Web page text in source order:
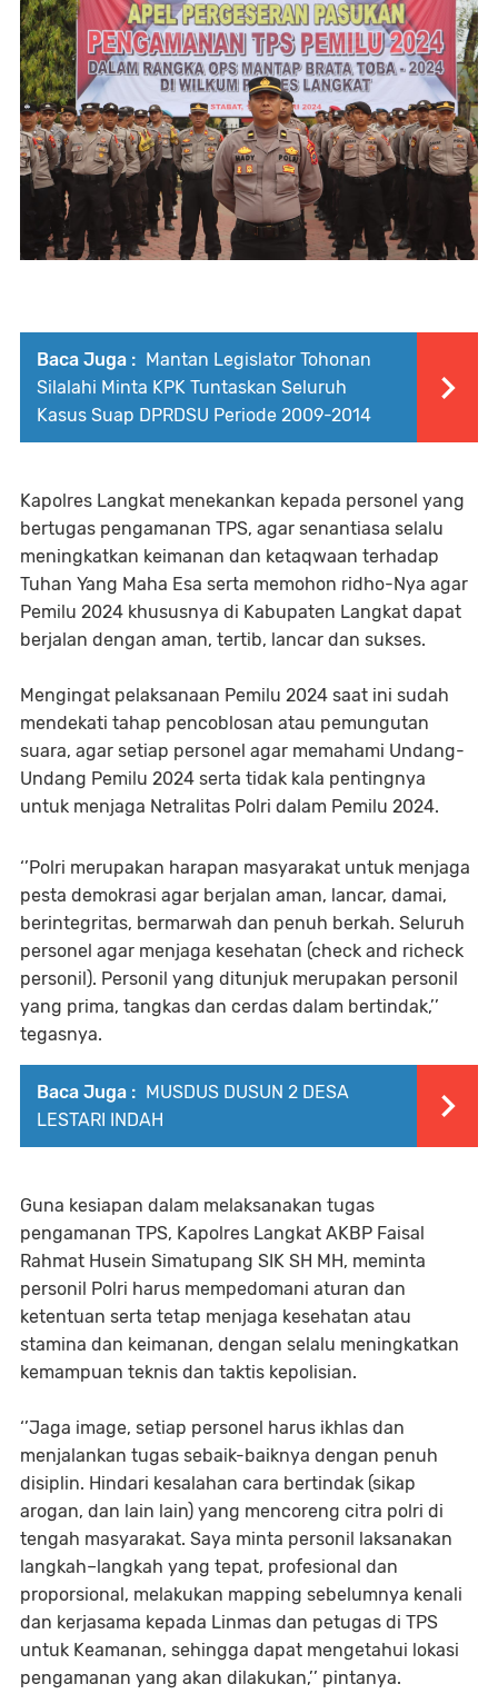
Baca Juga : Mantan Legislator Tohonan
Silalahi Minta KPK Tuntaskan Seluruh
Kasus Suap DPRDSU Periode 2009-2014
Kapolres Langkat menekankan kepada personel yang
bertugas pengamanan TPS, agar senantiasa selalu
meningkatkan keimanan dan ketaqwaan terhadap
Tuhan Yang Maha Esa serta memohon ridho-Nya agar
Pemilu 2024 khususnya di Kabupaten Langkat dapat
berjalan dengan aman, tertib, lancar dan sukses.
Mengingat pelaksanaan Pemilu 2024 saat ini sudah
mendekati tahap pencoblosan atau pemungutan
suara, agar setiap personel agar memahami Undang-
Undang Pemilu 2024 serta tidak kala pentingnya
untuk menjaga Netralitas Polri dalam Pemilu 2024.
‘’Polri merupakan harapan masyarakat untuk menjaga
pesta demokrasi agar berjalan aman, lancar, damai,
berintegritas, bermarwah dan penuh berkah. Seluruh
personel agar menjaga kesehatan (check and richeck
personil). Personil yang ditunjuk merupakan personil
yang prima, tangkas dan cerdas dalam bertindak,’’
tegasnya.
Baca Juga : MUSDUS DUSUN 2 DESA
LESTARI INDAH
Guna kesiapan dalam melaksanakan tugas
pengamanan TPS, Kapolres Langkat AKBP Faisal
Rahmat Husein Simatupang SIK SH MH, meminta
personil Polri harus mempedomani aturan dan
ketentuan serta tetap menjaga kesehatan atau
stamina dan keimanan, dengan selalu meningkatkan
kemampuan teknis dan taktis kepolisian.
‘’Jaga image, setiap personel harus ikhlas dan
menjalankan tugas sebaik-baiknya dengan penuh
disiplin. Hindari kesalahan cara bertindak (sikap
arogan, dan lain lain) yang mencoreng citra polri di
tengah masyarakat. Saya minta personil laksanakan
langkah–langkah yang tepat, profesional dan
proporsional, melakukan mapping sebelumnya kenali
dan kerjasama kepada Linmas dan petugas di TPS
untuk Keamanan, sehingga dapat mengetahui lokasi
pengamanan yang akan dilakukan,’’ pintanya.